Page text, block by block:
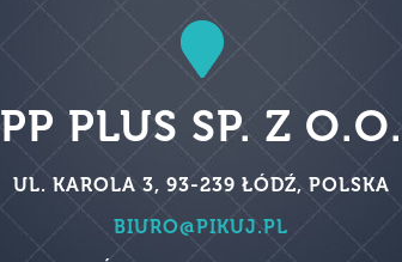
PP PLUS SP. Z O.O.
UL. KAROLA 3, 93-239 ŁÓDŹ, POLSKA
BIURO@PIKUJ.PL